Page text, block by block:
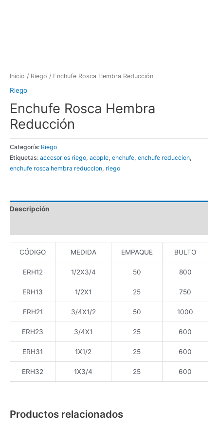
Inicio / Riego / Enchufe Rosca Hembra Reducción
Riego
Enchufe Rosca Hembra
Reducción
Categoría: Riego
Etiquetas: accesorios riego, acople, enchufe, enchufe reduccion,
enchufe rosca hembra reduccion, riego
Descripción
CÓDIGO MEDIDA EMPAQUE BULTO
ERH12 1/2X3/4 50 800
ERH13 1/2X1 25 750
ERH21 3/4X1/2 50 1000
ERH23 3/4X1 25 600
ERH31 1X1/2 25 600
ERH32 1X3/4 25 600
Productos relacionados